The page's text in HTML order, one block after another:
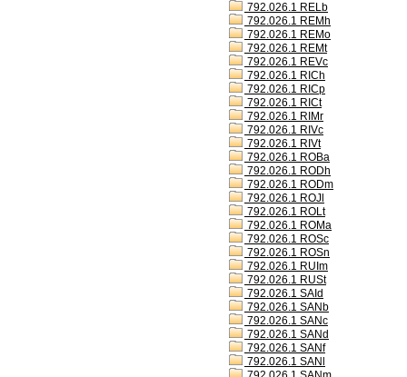
792.026.1 RELb
792.026.1 REMh
792.026.1 REMo
792.026.1 REMt
792.026.1 REVc
792.026.1 RICh
792.026.1 RICp
792.026.1 RICt
792.026.1 RIMr
792.026.1 RIVc
792.026.1 RIVt
792.026.1 ROBa
792.026.1 RODh
792.026.1 RODm
792.026.1 ROJl
792.026.1 ROLt
792.026.1 ROMa
792.026.1 ROSc
792.026.1 ROSn
792.026.1 RUIm
792.026.1 RUSt
792.026.1 SAId
792.026.1 SANb
792.026.1 SANc
792.026.1 SANd
792.026.1 SANf
792.026.1 SANl